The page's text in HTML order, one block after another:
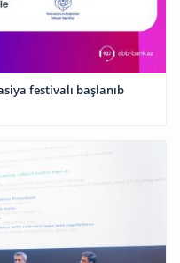
festivalı başlanıb